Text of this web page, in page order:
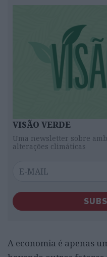
VISÃO VERDE
Uma newsletter sobre
alterações climáticas
A economia é apenas